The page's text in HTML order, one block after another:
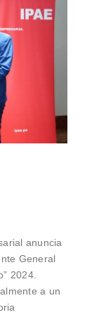
anuncia
General
2024.
a un